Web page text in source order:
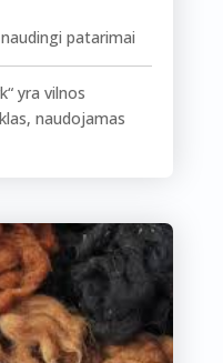
patarimai
yra vilnos
naudojamas